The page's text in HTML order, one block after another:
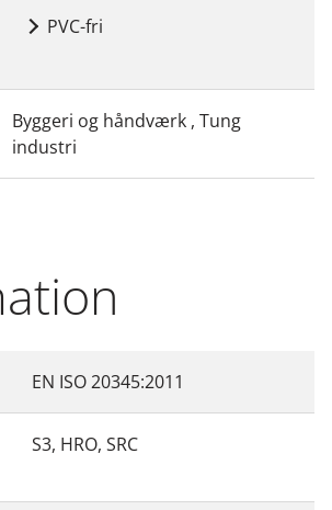
PVC-fri
Byggeri og håndværk , Tung
industri
EN ISO 20345:2011
S3, HRO, SRC